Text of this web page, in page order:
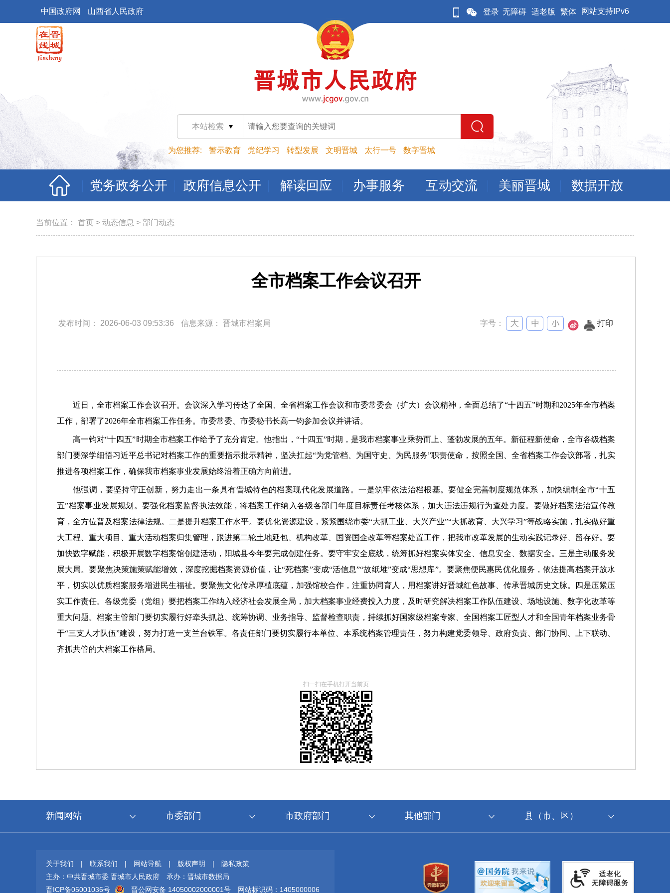
中国政府网 山西省人民政府 登录 无障碍 适老版 繁体 网站支持IPv6
本站检索
为您推荐: 警示教育 党纪学习 转型发展 文明晋城 太行一号 数字晋城
党务政务公开 政府信息公开 解读回应 办事服务 互动交流 美丽晋城 数据开放
当前位置： 首页 > 动态信息 > 部门动态
全市档案工作会议召开
发布时间： 2026-06-03 09:53:36 信息来源： 晋城市档案局 字号： 打印
近日，全市档案工作会议召开。会议深入学习传达了全国、全省档案工作会议和市委常委会（扩大）会议精神，全面总结了“十四五”时期和2025年全市档案
工作，部署了2026年全市档案工作任务。市委常委、市委秘书长高一钧参加会议并讲话。
高一钧对“十四五”时期全市档案工作给予了充分肯定。他指出，“十四五”时期，是我市档案事业乘势而上、蓬勃发展的五年。新征程新使命，全市各级档案
部门要深学细悟习近平总书记对档案工作的重要指示批示精神，坚决扛起“为党管档、为国守史、为民服务”职责使命，按照全国、全省档案工作会议部署，扎实
推进各项档案工作，确保我市档案事业发展始终沿着正确方向前进。
他强调，要坚持守正创新，努力走出一条具有晋城特色的档案现代化发展道路。一是筑牢依法治档根基。要健全完善制度规范体系，加快编制全市“十五
五”档案事业发展规划。要强化档案监督执法效能，将档案工作纳入各级各部门年度目标责任考核体系，加大违法违规行为查处力度。要做好档案法治宣传教
育，全方位普及档案法律法规。二是提升档案工作水平。要优化资源建设，紧紧围绕市委“大抓工业、大兴产业”“大抓教育、大兴学习”等战略实施，扎实做好重
大工程、重大项目、重大活动档案归集管理，跟进第二轮土地延包、机构改革、国资国企改革等档案处置工作，把我市改革发展的生动实践记录好、留存好。要
加快数字赋能，积极开展数字档案馆创建活动，阳城县今年要完成创建任务。要守牢安全底线，统筹抓好档案实体安全、信息安全、数据安全。三是主动服务发
展大局。要聚焦决策施策赋能增效，深度挖掘档案资源价值，让“死档案”变成“活信息”“故纸堆”变成“思想库”。要聚焦便民惠民优化服务，依法提高档案开放水
平，切实以优质档案服务增进民生福祉。要聚焦文化传承厚植底蕴，加强馆校合作，注重协同育人，用档案讲好晋城红色故事、传承晋城历史文脉。四是压紧压
实工作责任。各级党委（党组）要把档案工作纳入经济社会发展全局，加大档案事业经费投入力度，及时研究解决档案工作队伍建设、场地设施、数字化改革等
重大问题。档案主管部门要切实履行好牵头抓总、统筹协调、业务指导、监督检查职责，持续抓好国家级档案专家、全国档案工匠型人才和全国青年档案业务骨
干“三支人才队伍”建设，努力打造一支兰台铁军。各责任部门要切实履行本单位、本系统档案管理责任，努力构建党委领导、政府负责、部门协同、上下联动、
齐抓共管的大档案工作格局。
扫一扫在手机打开当前页
新闻网站 市委部门 市政府部门 其他部门 县（市、区）
关于我们 | 联系我们 | 网站导航 | 版权声明 |
隐私政策
主办：中共晋城市委 晋城市人民政府
承办：晋城市数据局
晋ICP备05001036号
晋公网安备 14050002000001号 网站标识码：1405000006